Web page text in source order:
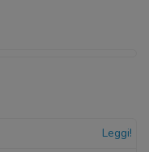
Leggi!